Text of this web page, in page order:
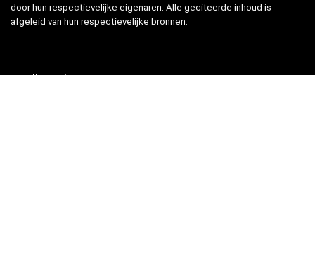
door hun respectievelijke eigenaren. Alle geciteerde inhoud is
afgeleid van hun respectievelijke bronnen.
Snelle Links